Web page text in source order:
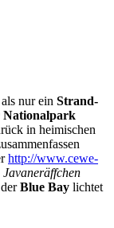
nur ein Strand-
Nationalpark
in heimischen
http://www.cewe-
Javaneräffchen
Blue Bay lichtet